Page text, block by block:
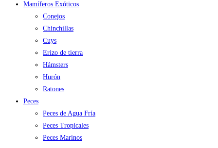
Mamíferos Exóticos
Conejos
Chinchillas
Cuys
Erizo de tierra
Hámsters
Hurón
Ratones
Peces
Peces de Agua Fría
Peces Tropicales
Peces Marinos